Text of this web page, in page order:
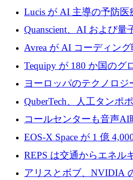
に 400 万ユーロを確保
Lucis が AI 主導の予防医
を拡大するためにシリー
を調達
Quanscient、AI および量
ドウェア エンジニアリ
1,000 万ユーロを調達
Avrea が AI コーディン
明するために 470 万ドル
ら浮上
Tequipy が 180 か国のグ
動化するために 300 万
ヨーロッパのテクノロ
る: イノベーション リー
Luxembourg 2026 に集ま
QuberTech、人工タンポ
ゴムを開発するために
コールセンターも音声AI
EOS-X Space が 1 億
Mistral が Emmi AI を買
での完全無人道路運営を
REPS は交通からエネル
を発電所に変えるために
アリスとボブ、NVIDIA